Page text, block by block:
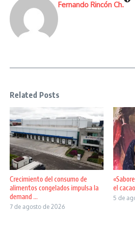
Fernando Rincón Ch.
Related Posts
Crecimiento del consumo de
alimentos congelados impulsa la
demand ...
7 de agosto de 2026
el
5 de